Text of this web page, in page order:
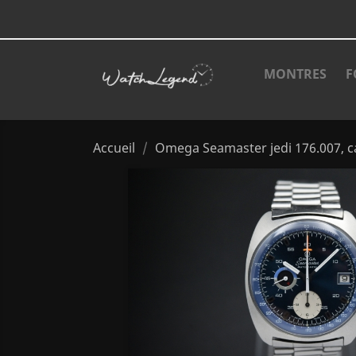
MONTRES
Accueil Omega Seamaster jedi 176.007,